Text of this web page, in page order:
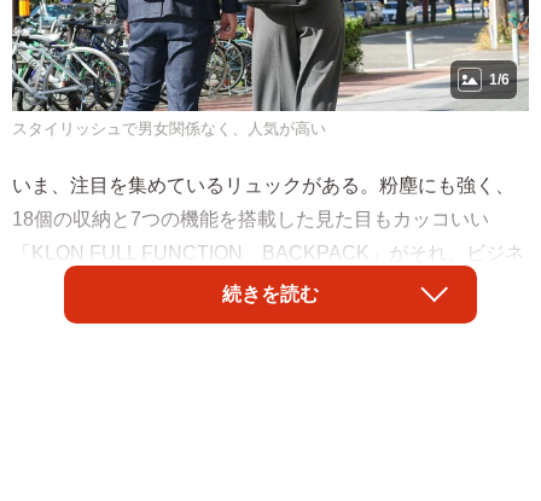
1/6
スタイリッシュで男女関係なく、人気が高い
いま、注目を集めているリュックがある。粉塵にも強く、
18個の収納と7つの機能を搭載した見た目もカッコいい
「KLON FULL FUNCTION BACKPACK」がそれ。ビジネ
スシーンだけでなく、赤ちゃんのいる女性にも使いやす
く、地震などの災害時にもおすすめできるとあって、クラ
続きを読む